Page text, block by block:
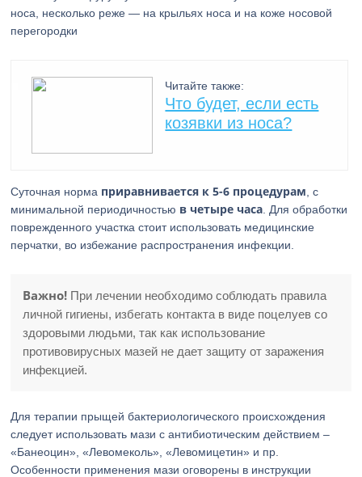
носа, несколько реже — на крыльях носа и на коже носовой
перегородки
Читайте также:
Что будет, если есть
козявки из носа?
Суточная норма приравнивается к 5-6 процедурам , с
минимальной периодичностью в четыре часа . Для обработки
поврежденного участка стоит использовать медицинские
перчатки, во избежание распространения инфекции.
Важно! При лечении необходимо соблюдать правила
личной гигиены, избегать контакта в виде поцелуев со
здоровыми людьми, так как использование
противовирусных мазей не дает защиту от заражения
инфекцией.
Для терапии прыщей бактериологического происхождения
следует использовать мази с антибиотическим действием –
«Банеоцин», «Левомеколь», «Левомицетин» и пр.
Особенности применения мази оговорены в инструкции